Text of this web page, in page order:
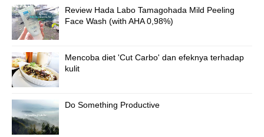
Review Hada Labo Tamagohada Mild Peeling
Face Wash (with AHA 0,98%)
Mencoba diet 'Cut Carbo' dan efeknya terhadap
kulit
Do Something Productive